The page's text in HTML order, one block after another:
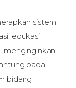
sistem
edukasi
menginginkan
pada
bidang